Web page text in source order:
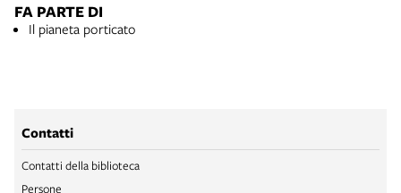
FA PARTE DI
Il pianeta porticato
Contatti
Contatti della biblioteca
Persone